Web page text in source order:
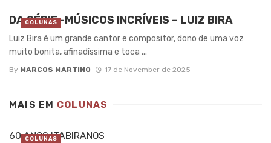
DA SÉRIE -MÚSICOS INCRÍVEIS – LUIZ BIRA
Luiz Bira é um grande cantor e compositor, dono de uma voz
muito bonita, afinadíssima e toca ...
By MARCOS MARTINO 17 de November de 2025
COLUNAS
MAIS EM COLUNAS
60 ANOS ITABIRANOS
COLUNAS